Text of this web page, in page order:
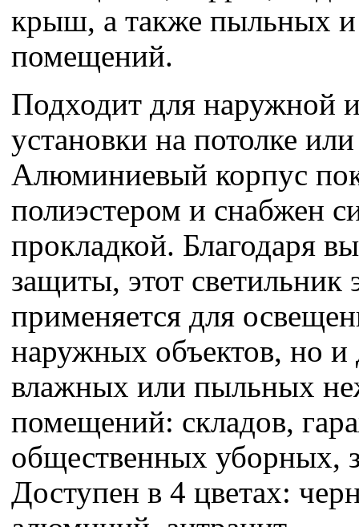
крыш, а также пыльных
помещений.
Подходит для наружной
установки на потолке
Алюминиевый корпус
полиэстером и снабжен
прокладкой. Благодаря
защиты, этот светильник
применяется для
наружных объектов, но и
влажных или пыльных
помещений: складов,
общественных уборных,
Доступен в 4 цветах: